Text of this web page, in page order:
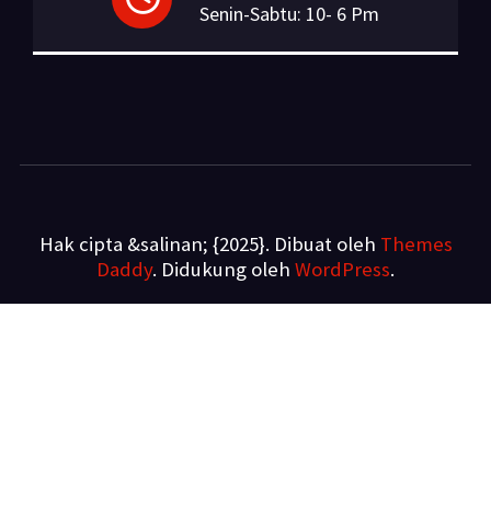
Senin-Sabtu: 10- 6 Pm
Hak cipta &salinan; {2025}. Dibuat oleh Themes
Daddy. Didukung oleh WordPress.